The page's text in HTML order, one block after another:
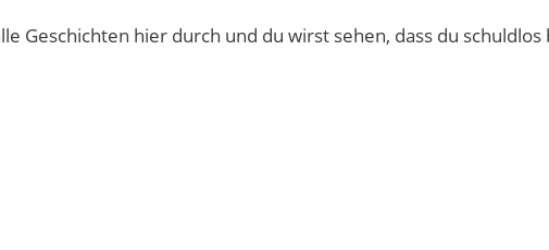
Geschichten hier durch und du wirst sehen, dass du